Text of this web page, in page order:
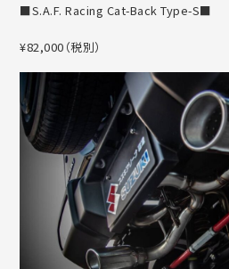
■S.A.F. Racing Cat-Back Type-S■
¥82,000（税別）